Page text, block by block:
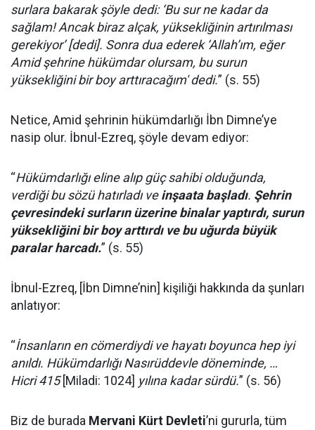
surlara bakarak şöyle dedi: ‘Bu sur ne kadar da
sağlam! Ancak biraz alçak, yüksekliğinin artırılması
gerekiyor’ [dedi]. Sonra dua ederek ‘Allah’ım, eğer
Amid şehrine hükümdar olursam, bu surun
yüksekliğini bir boy arttıracağım' dedi.” (s. 55)
Netice, Amid şehrinin hükümdarlığı İbn Dimne’ye
nasip olur. İbnul-Ezreq, şöyle devam ediyor:
“Hükümdarlığı eline alıp güç sahibi olduğunda,
verdiği bu sözü hatırladı veinşaata başladı. Şehrin
çevresindeki surların üzerine binalar yaptırdı, surun
yüksekliğini bir boy arttırdı ve bu uğurda büyük
paralar harcadı.” (s. 55)
İbnul-Ezreq, [İbn Dimne’nin] kişiliği hakkında da şunları
anlatıyor:
“İnsanların en cömerdiydi ve hayatı boyunca hep iyi
anıldı. Hükümdarlığı Nasırüddevle döneminde, …
Hicri 415[Miladi: 1024] yılına kadar sürdü.” (s. 56)
Biz de burada Mervani Kürt Devleti’ni gururla, tüm